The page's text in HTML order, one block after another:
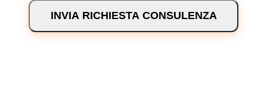
INVIA RICHIESTA CONSULENZA